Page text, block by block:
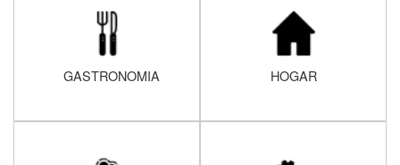
GASTRONOMIA HOGAR